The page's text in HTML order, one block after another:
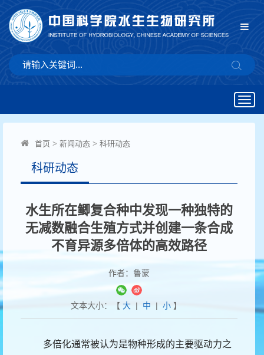
首页 > 新闻动态 > 科研动态
科研动态
水生所在鲫复合种中发现一种独特的
无减数融合生殖方式并创建一条合成
不育异源多倍体的高效路径
作者：鲁蒙
文本大小：【 大| 中 | 小】
多倍化通常被认为是物种形成的主要驱动力之